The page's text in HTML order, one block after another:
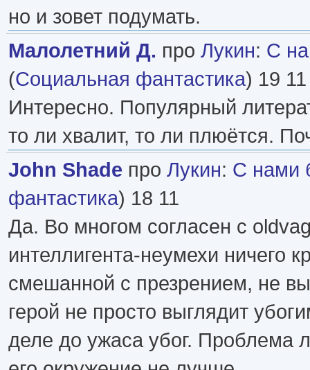
но и зовет подумать.
Малолетний Д. про Лукин: С
(Социальная фантастика) 19 11
Интересно. Популярный
то ли хвалит, то ли плюётся.
John Shade про Лукин: С нами
фантастика) 18 11
Да. Во многом согласен с
интеллигента-неумехи ничего
смешанной с презрением, не
герой не просто выглядит
деле до ужаса убог. Проблема